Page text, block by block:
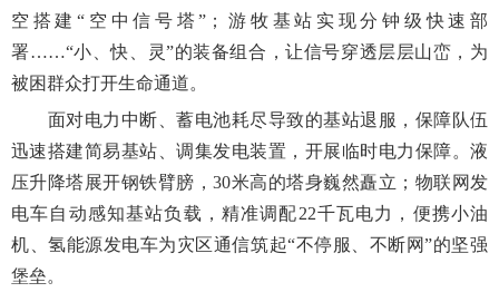
空搭建“空中信号塔”；游牧基站实现分钟级快速部
署……“小、快、灵”的装备组合，让信号穿透层层山峦，为
被困群众打开生命通道。
面对电力中断、蓄电池耗尽导致的基站退服，保障队伍
迅速搭建简易基站、调集发电装置，开展临时电力保障。液
压升降塔展开钢铁臂膀，30米高的塔身巍然矗立；物联网发
电车自动感知基站负载，精准调配22千瓦电力，便携小油
机、氢能源发电车为灾区通信筑起“不停服、不断网”的坚强
堡垒。